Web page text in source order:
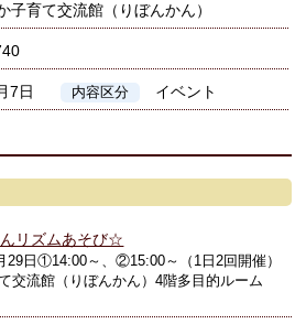
子育て交流館（りぼんかん）
7日 内容区分 イベント
リズムあそび☆
29日①14:00～、②15:00～（1日2回開催）
交流館（りぼんかん）4階多目的ルーム